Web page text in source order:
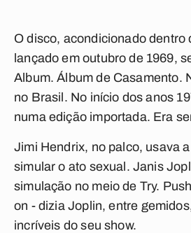
O disco, acondicionado dentro
lançado em outubro de 1969,
Album.Álbum de Casamento.
no Brasil. No início dos anos
numa edição importada. Era
Jimi Hendrix, no palco, usava
simular o ato sexual. Janis
simulação no meio de Try.
on - dizia Joplin, entre
incríveis do seu show.